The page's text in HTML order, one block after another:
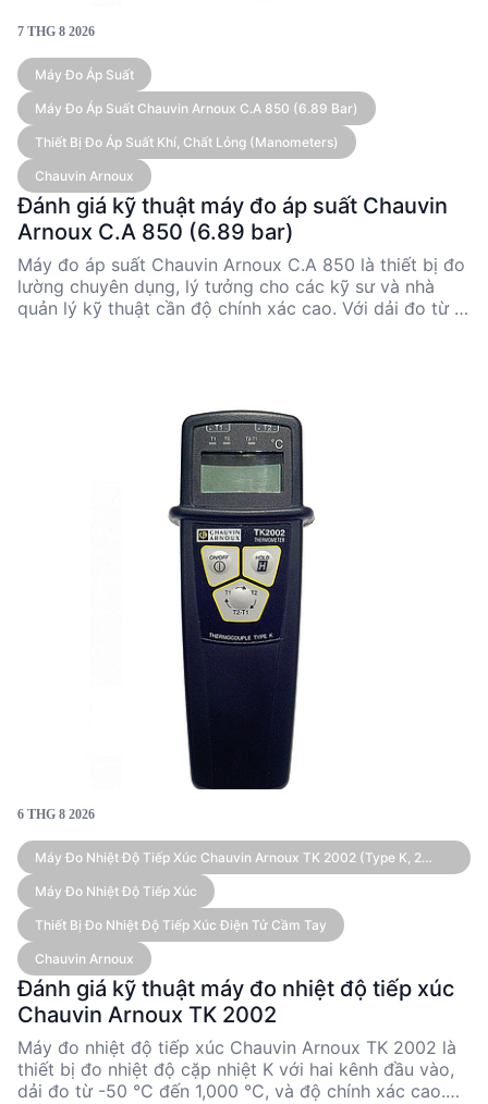
7 THG 8 2026
Máy Đo Áp Suất
Máy Đo Áp Suất Chauvin Arnoux C.A 850 (6.89 Bar)
Thiết Bị Đo Áp Suất Khí, Chất Lỏng (Manometers)
Chauvin Arnoux
Đánh giá kỹ thuật máy đo áp suất Chauvin
Arnoux C.A 850 (6.89 bar)
Máy đo áp suất Chauvin Arnoux C.A 850 là thiết bị đo
lường chuyên dụng, lý tưởng cho các kỹ sư và nhà
quản lý kỹ thuật cần độ chính xác cao. Với dải đo từ 0
chọn tối ưu cho các dự án yêu cầu tính linh hoạt và độ
6 THG 8 2026
Máy Đo Nhiệt Độ Tiếp Xúc Chauvin Arnoux TK 2002 (Type K, 2
Máy Đo Nhiệt Độ Tiếp Xúc
Thiết Bị Đo Nhiệt Độ Tiếp Xúc Điện Tử Cầm Tay
Chauvin Arnoux
Đánh giá kỹ thuật máy đo nhiệt độ tiếp xúc
Chauvin Arnoux TK 2002
Máy đo nhiệt độ tiếp xúc Chauvin Arnoux TK 2002 là
thiết bị đo nhiệt độ cặp nhiệt K với hai kênh đầu vào,
dải đo từ -50 °C đến 1,000 °C, và độ chính xác cao.